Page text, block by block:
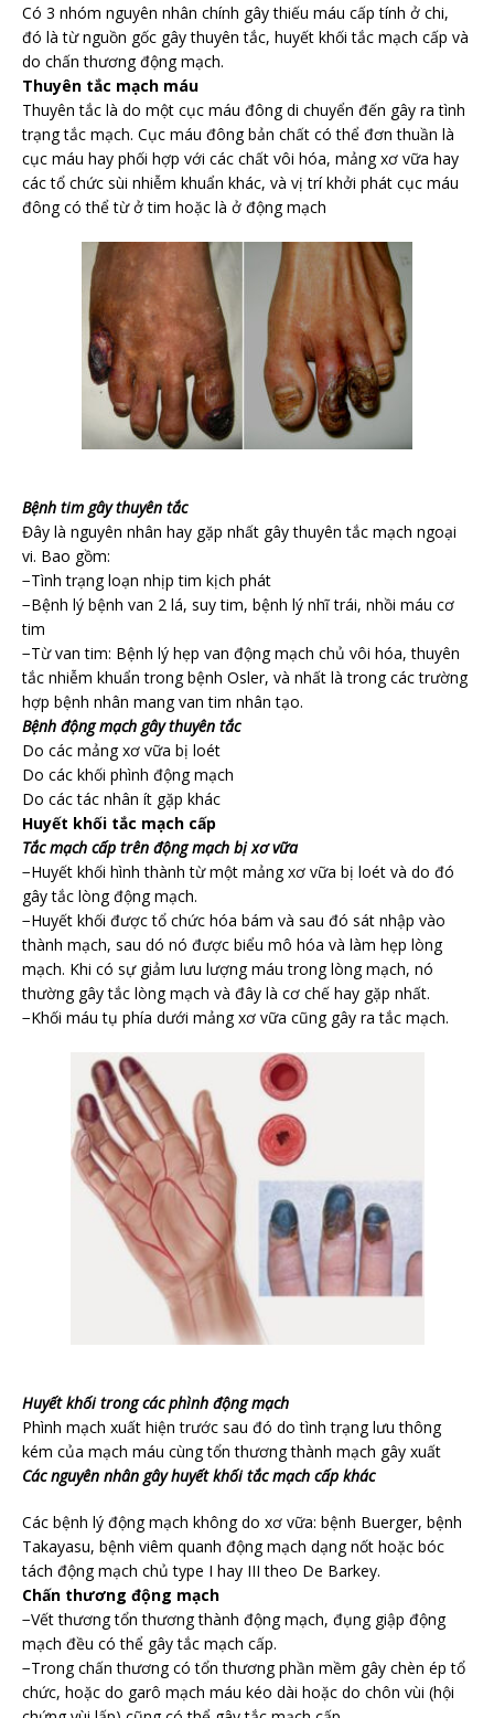
Có 3 nhóm nguyên nhân chính gây thiếu máu cấp tính ở chi,
đó là từ nguồn gốc gây thuyên tắc, huyết khối tắc mạch cấp và
do chấn thương động mạch.
Thuyên tắc mạch máu
Thuyên tắc là do một cục máu đông di chuyển đến gây ra tình
trạng tắc mạch. Cục máu đông bản chất có thể đơn thuần là
cục máu hay phối hợp với các chất vôi hóa, mảng xơ vữa hay
các tổ chức sùi nhiễm khuẩn khác, và vị trí khởi phát cục máu
đông có thể từ ở tim hoặc là ở động mạch
Bệnh tim gây thuyên tắc
Đây là nguyên nhân hay gặp nhất gây thuyên tắc mạch ngoại
vi. Bao gồm:
−Tình trạng loạn nhịp tim kịch phát
−Bệnh lý bệnh van 2 lá, suy tim, bệnh lý nhĩ trái, nhồi máu cơ
tim
−Từ van tim: Bệnh lý hẹp van động mạch chủ vôi hóa, thuyên
tắc nhiễm khuẩn trong bệnh Osler, và nhất là trong các trường
hợp bệnh nhân mang van tim nhân tạo.
Bệnh động mạch gây thuyên tắc
Do các mảng xơ vữa bị loét
Do các khối phình động mạch
Do các tác nhân ít gặp khác
Huyết khối tắc mạch cấp
Tắc mạch cấp trên động mạch bị xơ vữa
−Huyết khối hình thành từ một mảng xơ vữa bị loét và do đó
gây tắc lòng động mạch.
−Huyết khối được tổ chức hóa bám và sau đó sát nhập vào
thành mạch, sau dó nó được biểu mô hóa và làm hẹp lòng
mạch. Khi có sự giảm lưu lượng máu trong lòng mạch, nó
thường gây tắc lòng mạch và đây là cơ chế hay gặp nhất.
−Khối máu tụ phía dưới mảng xơ vữa cũng gây ra tắc mạch.
Huyết khối trong các phình động mạch
Phình mạch xuất hiện trước sau đó do tình trạng lưu thông
kém của mạch máu cùng tổn thương thành mạch gây xuất
Các nguyên nhân gây huyết khối tắc mạch cấp khác
Các bệnh lý động mạch không do xơ vữa: bệnh Buerger, bệnh
Takayasu, bệnh viêm quanh động mạch dạng nốt hoặc bóc
tách động mạch chủ type I hay III theo De Barkey.
Chấn thương động mạch
−Vết thương tổn thương thành động mạch, đụng giập động
mạch đều có thể gây tắc mạch cấp.
−Trong chấn thương có tổn thương phần mềm gây chèn ép tổ
chức, hoặc do garô mạch máu kéo dài hoặc do chôn vùi (hội